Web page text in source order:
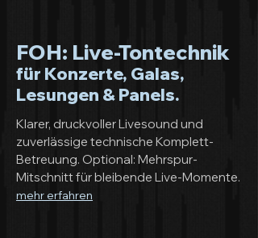
FOH: Live-Tontechnik
für Konzerte, Galas,
Lesungen & Panels.
Klarer, druckvoller Livesound und
zuverlässige technische Komplett-
Betreuung. Optional: Mehrspur-
Mitschnitt für bleibende Live-Momente.
mehr erfahren